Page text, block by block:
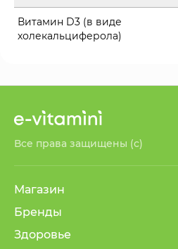
Витамин D3 (в виде
холекальциферола)
Все права защищены (с)
Магазин
Бренды
Здоровье